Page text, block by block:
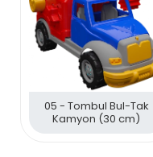
05 - Tombul Bul-Tak
Kamyon (30 cm)